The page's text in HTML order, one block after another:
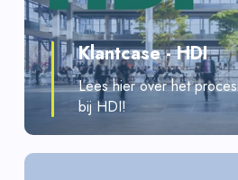
Klantcase - HDI
Lees hier over het
bij HDI!